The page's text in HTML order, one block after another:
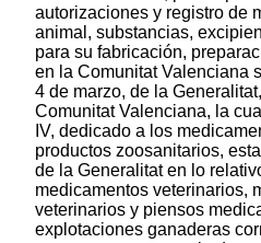
autorizaciones y registro de
animal, substancias,
para su fabricación,
en la Comunitat Valenciana
4 de marzo, de la
Comunitat Valenciana, la
IV, dedicado a los
productos zoosanitarios,
de la Generalitat en lo
medicamentos veterinarios,
veterinarios y piensos
explotaciones ganaderas